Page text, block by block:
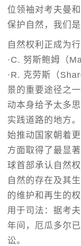
位领袖对考夫曼
保护自然，我们
自然权利正成为
·C. 努斯鲍姆（
·R. 克劳斯（
景的重要途径之
动本身给予太多
实践道路的地方
始推动国家朝着
方面取得了最显
球首部承认自然
自然的存在及其
的维护和再生的
用于司法：据考
年间，厄瓜多尔
讼。